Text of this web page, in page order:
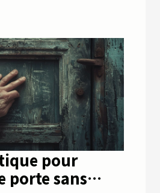
pour
porte sans